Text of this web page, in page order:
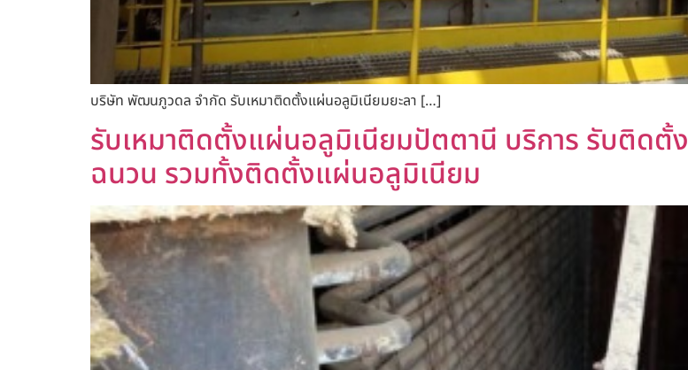
บริษัท พัฒนภูวดล จำกัด รับเหมาติดตั้งแผ่นอลูมิเนียมยะลา […]
รับเหมาติดตั้งแผ่นอลูมิเนียมปัตตานี บริการ รับติดตั้ง
ฉนวน รวมทั้งติดตั้งแผ่นอลูมิเนียม